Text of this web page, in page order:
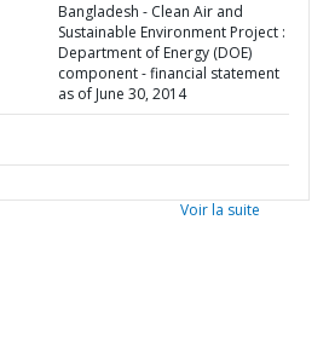
Bangladesh - Clean Air and
Sustainable Environment Project :
Department of Energy (DOE)
component - financial statement
as of June 30, 2014
Voir la suite